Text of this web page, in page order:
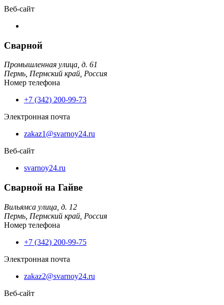
Веб-сайт
Сварной
Промышленная улица, д. 61
Пермь, Пермский край, Россия
Номер телефона
+7 (342) 200-99-73
Электронная почта
zakaz1@svarnoy24.ru
Веб-сайт
svarnoy24.ru
Сварной на Гайве
Вильямса улица, д. 12
Пермь, Пермский край, Россия
Номер телефона
+7 (342) 200-99-75
Электронная почта
zakaz2@svarnoy24.ru
Веб-сайт